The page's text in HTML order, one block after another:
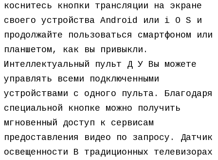
коснитесь кнопки трансляции на экране
своего устройства Android или i O S и
продолжайте пользоваться смартфоном или
планшетом, как вы привыкли.
Интеллектуальный пульт Д У Вы можете
управлять всеми подключенными
устройствами с одного пульта. Благодаря
специальной кнопке можно получить
мгновенный доступ к сервисам
предоставления видео по запросу. Датчик
освещенности В традиционных телевизорах